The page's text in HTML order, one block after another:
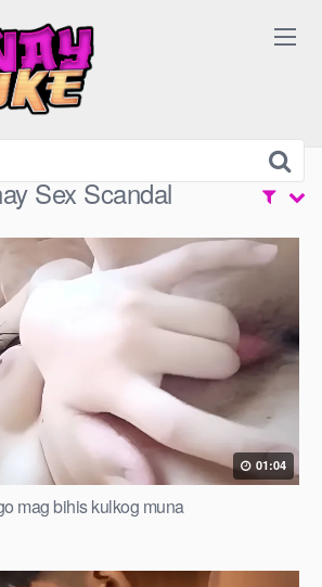
Sex Scandal
01:04
mag bihis kulkog muna